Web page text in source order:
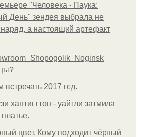
"Человека - Паука:
День" зендея выбрала не
а настоящий артефакт
2017 год.
хантингтон - уайтли затмила
цвет. Кому подходит чёрный